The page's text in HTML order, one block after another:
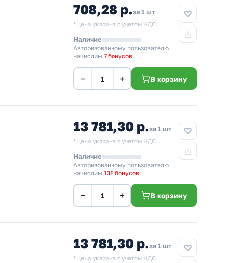
708,28 р.за 1 шт
* цена указана с учетом НДС.
Наличие
Авторизованному пользователю
начислим 7 бонусов
− + В корзину
13 781,30 р.за 1 шт
* цена указана с учетом НДС.
Наличие
Авторизованному пользователю
начислим 138 бонусов
− + В корзину
13 781,30 р.за 1 шт
* цена указана с учетом НДС.